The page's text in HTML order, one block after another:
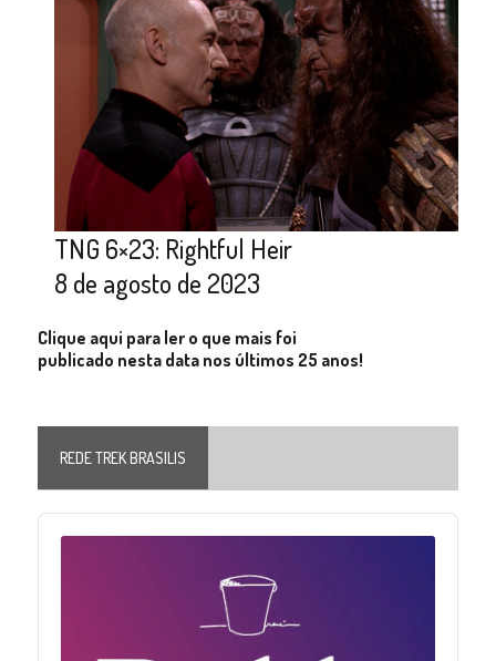
TNG 6×23: Rightful Heir
8 de agosto de 2023
Clique aqui para ler o que mais foi
publicado nesta data nos últimos 25 anos!
REDE TREK BRASILIS
Audio
Player